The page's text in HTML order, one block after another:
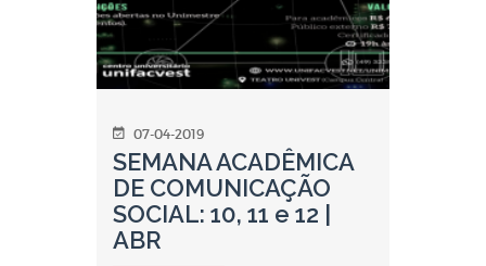
07-04-2019
SEMANA ACADÊMICA
DE COMUNICAÇÃO
SOCIAL: 10, 11 e 12 |
ABR